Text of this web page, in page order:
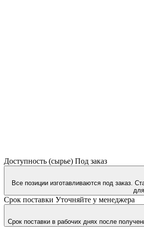
Доступность (сырье) Под заказ
Все позиции изготавливаются под заказ.
Срок поставки Уточняйте у менеджера
Срок поставки в рабочих днях после